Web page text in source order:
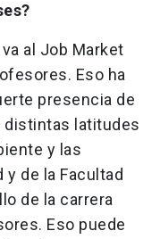
al Job Market
Eso ha
presencia de
latitudes
y las
de la Facultad
de la carrera
Eso puede